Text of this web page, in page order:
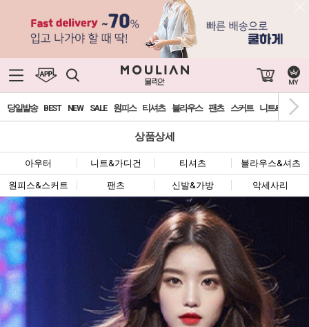
0
당일발송 BEST NEW SALE 원피스 티셔츠 블라우스 팬츠 스커트 니트&가디건
상품상세
아우터 니트&가디건 티셔츠 블라우스&셔츠
원피스&스커트 팬츠 신발&가방 악세사리